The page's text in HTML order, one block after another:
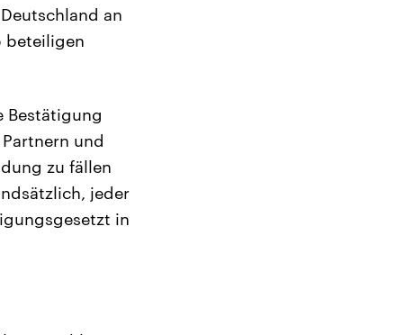
an
beteiligen
Bestätigung
und
zu fällen
jeder
in